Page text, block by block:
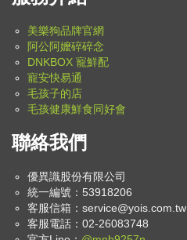
美樂狗品牌官網
阿公阿嬤碎碎念
DNKBOX 寵鮮配
寵安快易通
毛孩子的店
毛孩健康鮮食同好會
聯絡我們
優異識股份有限公司
統一編號：53918206
客服信箱： service@yois.com.tw
客服電話：02-26083748